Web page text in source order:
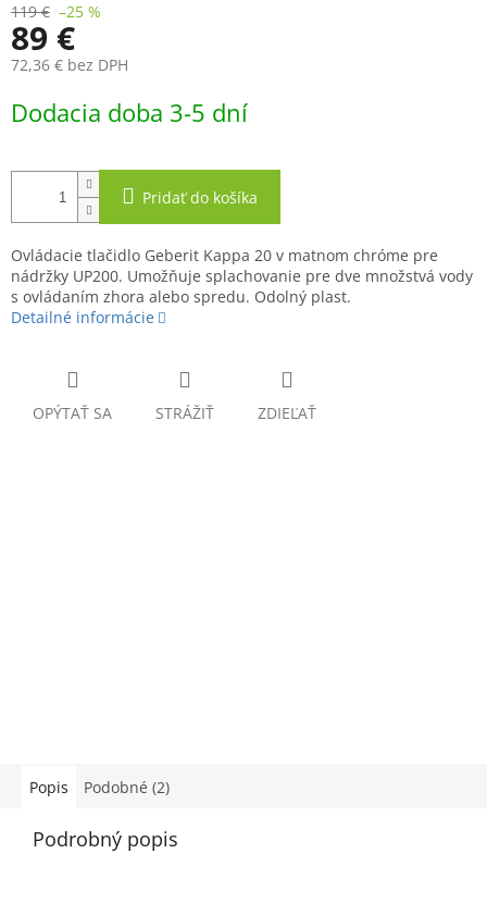
119 € –25 %
89 €
72,36 € bez DPH
cena:
Dodacia doba 3-5 dní
Pridať do košíka
Ovládacie tlačidlo Geberit Kappa 20 v matnom chróme pre
nádržky UP200. Umožňuje splachovanie pre dve množstvá vody
s ovládaním zhora alebo spredu. Odolný plast.
Detailné informácie
OPÝTAŤ SA STRÁŽIŤ ZDIEĽAŤ
Popis Podobné (2)
Podrobný popis